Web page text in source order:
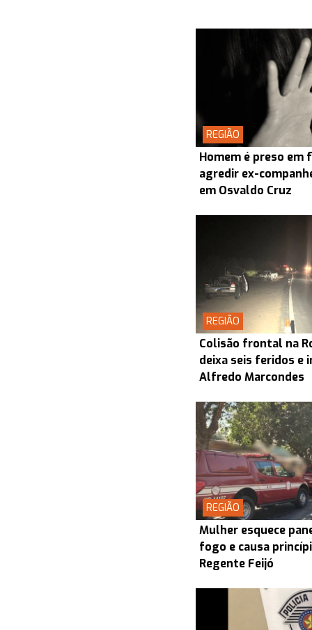
REGIÃO
Homem é preso em
agredir ex-
em Osvaldo Cruz
REGIÃO
Colisão frontal na
deixa seis feridos e
Alfredo Marcondes
REGIÃO
Mulher esquece
fogo e causa
Regente Feijó